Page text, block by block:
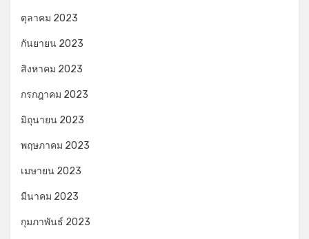
ตุลาคม 2023
กันยายน 2023
สิงหาคม 2023
กรกฎาคม 2023
มิถุนายน 2023
พฤษภาคม 2023
เมษายน 2023
มีนาคม 2023
กุมภาพันธ์ 2023